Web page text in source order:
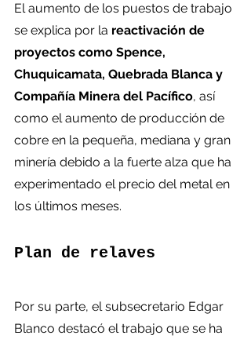
El aumento de los puestos de trabajo
se explica por la reactivación de
proyectos como Spence,
Chuquicamata, Quebrada Blanca y
Compañía Minera del Pacífico, así
como el aumento de producción de
cobre en la pequeña, mediana y gran
minería debido a la fuerte alza que ha
experimentado el precio del metal en
los últimos meses.
Plan de relaves
Por su parte, el subsecretario Edgar
Blanco destacó el trabajo que se ha